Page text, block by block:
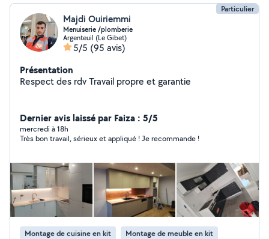
Particulier
Majdi Ouiriemmi
Menuiserie /plomberie
Argenteuil (Le Gibet)
5/5 (95 avis)
Présentation
Respect des rdv Travail propre et garantie
Dernier avis laissé par Faiza : 5/5
mercredi à 18h
Très bon travail, sérieux et appliqué ! Je recommande !
Montage de cuisine en kit Montage de meuble en kit